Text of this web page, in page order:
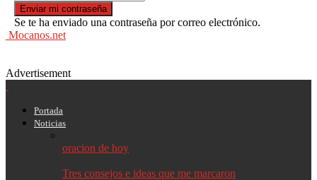
Se te ha enviado una contraseña por correo electrónico.
Mocanos.net
Advertisement
Portada
Noticias
oracion de hoy
Tres consejos e ideas que me marcaron